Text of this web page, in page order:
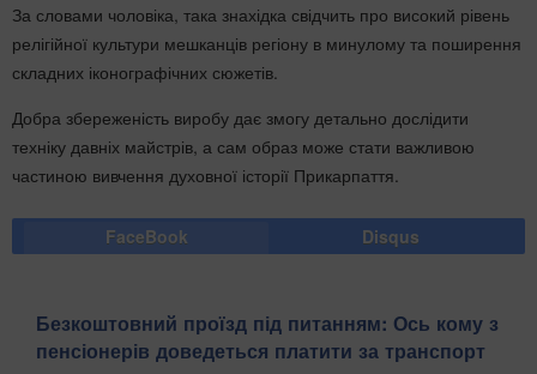
За словами чоловіка, така знахідка свідчить про високий рівень
релігійної культури мешканців регіону в минулому та поширення
складних іконографічних сюжетів.
Добра збереженість виробу дає змогу детально дослідити
техніку давніх майстрів, а сам образ може стати важливою
частиною вивчення духовної історії Прикарпаття.
FaceBook Disqus
Безкоштовний проїзд під питанням: Ось кому з
пенсіонерів доведеться платити за транспорт